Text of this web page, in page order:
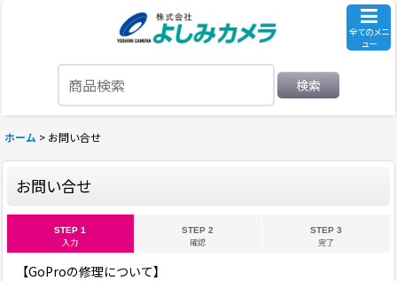
全てのメニ
ュー
検索
ホーム > お問い合せ
お問い合せ
STEP 1
入力
STEP 2
確認
STEP 3
完了
【GoProの修理について】